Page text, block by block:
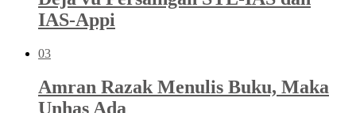
IAS-Appi
03
Amran Razak Menulis Buku, Maka
Unhas Ada